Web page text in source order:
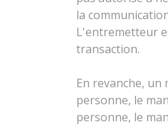
la
L'entremetteur
transaction.
En revanche,
personne, le
personne, le